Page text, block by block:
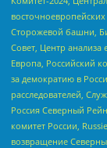
Сторожевой башни,
Совет, Центр анализа
Европа, Российский
за демократию в
расследователей,
Россия Северный
комитет России,
возвращение